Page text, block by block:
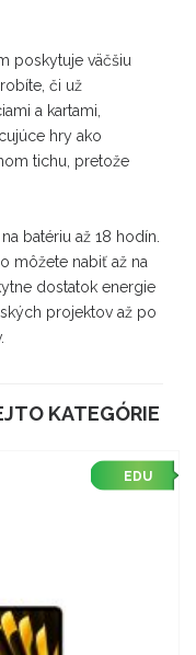
poskytuje väčšiu
či už
a kartami,
hry ako
tichu, pretože
batériu až 18 hodín.
môžete nabiť až na
dostatok energie
projektov až po
KATEGÓRIE
EDU